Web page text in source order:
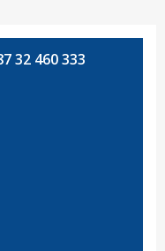
32 460 333